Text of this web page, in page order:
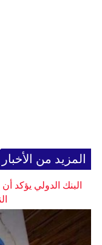
المزيد من الأخبار
البنك الدولي يؤكد